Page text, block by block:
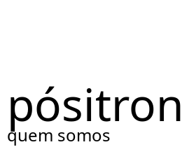
pósitron
quem somos